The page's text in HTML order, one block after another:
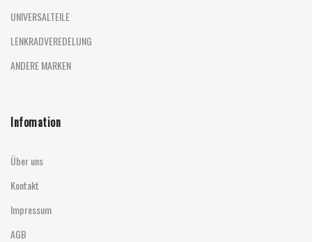
UNIVERSALTEILE
LENKRADVEREDELUNG
ANDERE MARKEN
Infomation
Über uns
Kontakt
Impressum
AGB